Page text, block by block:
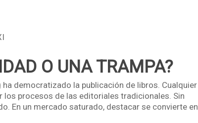
O UNA TRAMPA?
democratizado la publicación de libros. Cualquier
los procesos de las editoriales tradicionales. Sin
En un mercado saturado, destacar se convierte en